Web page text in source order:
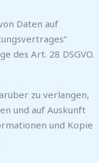
Daten auf
des Art. 28 DSGVO.
zu verlangen,
und auf Auskunft
und Kopie